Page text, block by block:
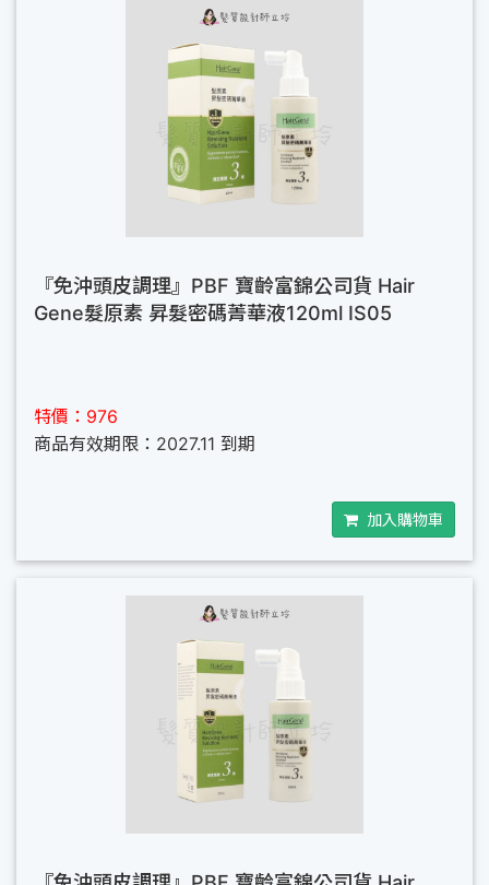
『免沖頭皮調理』PBF 寶齡富錦公司貨 Hair
Gene髮原素 昇髮密碼菁華液120ml IS05
特價：976
商品有效期限：2027.11 到期
加入購物車